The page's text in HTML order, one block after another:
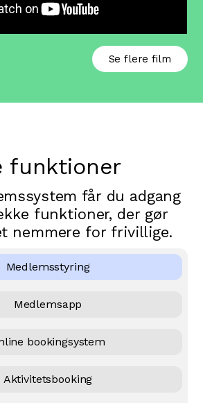
Se flere film
funktioner
får du adgang
funktioner, der gør
nemmere for frivillige.
Medlemsstyring
Medlemsapp
bookingsystem
Aktivitetsbooking